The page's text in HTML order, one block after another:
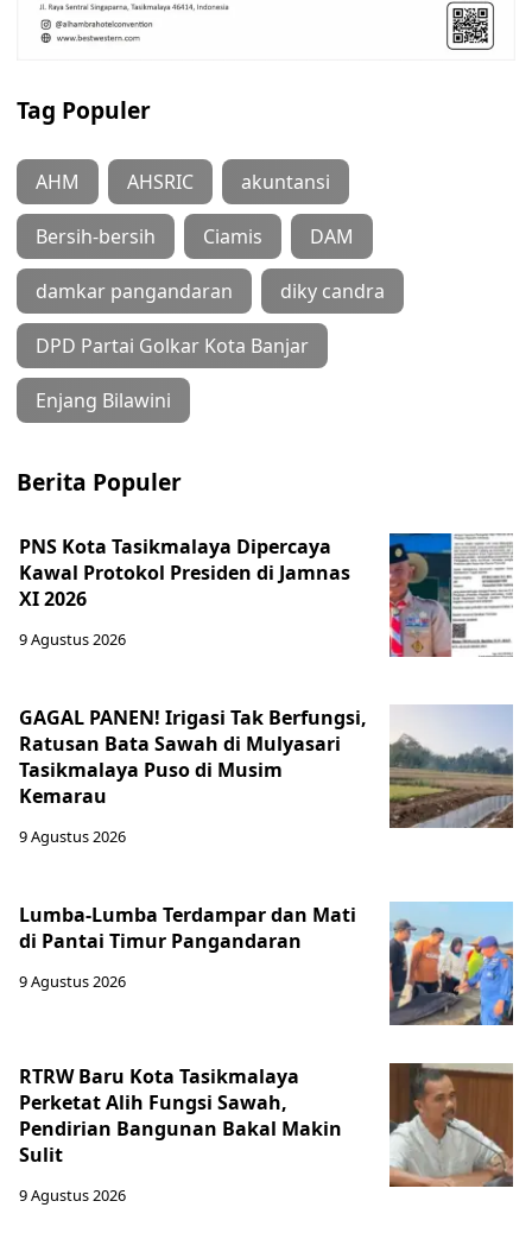
Tag Populer
AHM AHSRIC akuntansi
Bersih-bersih Ciamis DAM
damkar pangandaran diky candra
DPD Partai Golkar Kota Banjar
Enjang Bilawini
Berita Populer
PNS Kota Tasikmalaya Dipercaya
Kawal Protokol Presiden di Jamnas
XI 2026
9 Agustus 2026
GAGAL PANEN! Irigasi Tak Berfungsi,
Ratusan Bata Sawah di Mulyasari
Tasikmalaya Puso di Musim
Kemarau
9 Agustus 2026
Lumba-Lumba Terdampar dan Mati
di Pantai Timur Pangandaran
9 Agustus 2026
RTRW Baru Kota Tasikmalaya
Perketat Alih Fungsi Sawah,
Pendirian Bangunan Bakal Makin
Sulit
9 Agustus 2026